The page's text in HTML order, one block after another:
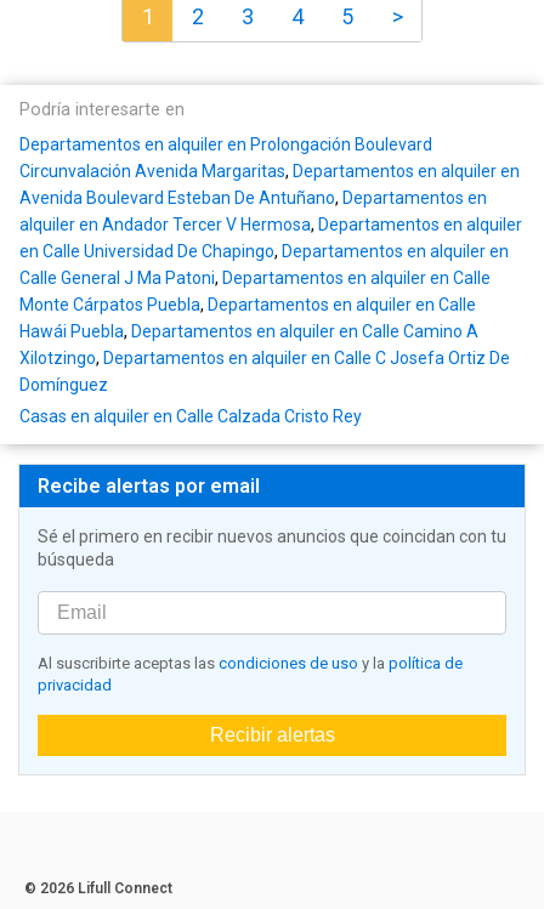
1 2 3 4 5 >
Podría interesarte en
Departamentos en alquiler en Prolongación Boulevard
Circunvalación Avenida Margaritas, Departamentos en alquiler en
Avenida Boulevard Esteban De Antuñano, Departamentos en
alquiler en Andador Tercer V Hermosa, Departamentos en alquiler
en Calle Universidad De Chapingo, Departamentos en alquiler en
Calle General J Ma Patoni, Departamentos en alquiler en Calle
Monte Cárpatos Puebla, Departamentos en alquiler en Calle
Hawái Puebla, Departamentos en alquiler en Calle Camino A
Xilotzingo, Departamentos en alquiler en Calle C Josefa Ortiz De
Domínguez
Casas en alquiler en Calle Calzada Cristo Rey
Recibe alertas por email
Sé el primero en recibir nuevos anuncios que coincidan con tu
búsqueda
Al suscribirte aceptas las condiciones de uso y la política de
privacidad
Recibir alertas
© 2026 Lifull Connect